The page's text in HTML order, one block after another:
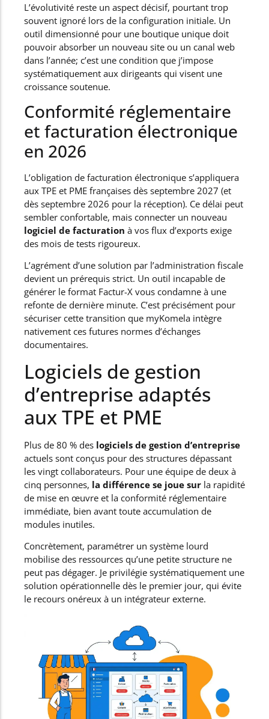
L’évolutivité reste un aspect décisif, pourtant trop
souvent ignoré lors de la configuration initiale. Un
outil dimensionné pour une boutique unique doit
pouvoir absorber un nouveau site ou un canal web
dans l’année; c’est une condition que j’impose
systématiquement aux dirigeants qui visent une
croissance soutenue.
Conformité réglementaire
et facturation électronique
en 2026
L’obligation de facturation électronique s’appliquera
aux TPE et PME françaises dès septembre 2027 (et
dès septembre 2026 pour la réception). Ce délai peut
sembler confortable, mais connecter un nouveau
logiciel de facturation à vos flux d’exports exige
des mois de tests rigoureux.
L’agrément d’une solution par l’administration fiscale
devient un prérequis strict. Un outil incapable de
générer le format Factur-X vous condamne à une
refonte de dernière minute. C’est précisément pour
sécuriser cette transition que myKomela intègre
nativement ces futures normes d’échanges
documentaires.
Logiciels de gestion
d’entreprise adaptés
aux TPE et PME
Plus de 80 % des logiciels de gestion d’entreprise
actuels sont conçus pour des structures dépassant
les vingt collaborateurs. Pour une équipe de deux à
cinq personnes, la différence se joue sur la rapidité
de mise en œuvre et la conformité réglementaire
immédiate, bien avant toute accumulation de
modules inutiles.
Concrètement, paramétrer un système lourd
mobilise des ressources qu’une petite structure ne
peut pas dégager. Je privilégie systématiquement une
solution opérationnelle dès le premier jour, qui évite
le recours onéreux à un intégrateur externe.